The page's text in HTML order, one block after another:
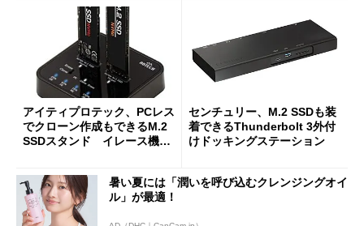
アイティプロテック、PCレス
でクローン作成もできるM.2
SSDスタンド イレース機能
センチュリー、M.2 SSDも装
着できるThunderbolt 3外付
けドッキングステーション
暑い夏には「潤いを呼び込むクレンジングオイ
ル」が最適！